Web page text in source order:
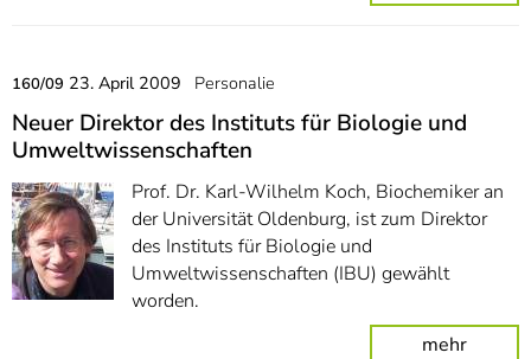
160/09 23. April 2009 Personalie
Neuer Direktor des Instituts für Biologie und
Umweltwissenschaften
Prof. Dr. Karl-Wilhelm Koch, Biochemiker an
der Universität Oldenburg, ist zum Direktor
des Instituts für Biologie und
Umweltwissenschaften (IBU) gewählt
worden.
mehr